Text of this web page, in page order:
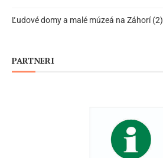
Ľudové domy a malé múzeá na Záhorí (2)
PARTNERI